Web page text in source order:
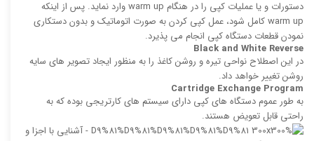
دستورات و یا عملیات كپی را در هنگام warm up وارد نماید. پس از اینكه
warm up كامل شود، عمل كپی كردن به صورت اتوماتیک و بدون دستکاری
نمودن قطعات دستگاه کپی انجام می پذیرد.
Black and White Reverse
در این اصطلاح نواحی تیره و روشن کاغذ را به منظور ایجاد تصویر های سایه
روشن تغییر خواهد داد.
Cartridge Exchange Program
به طور عموم دستگاه های کپی دارای سیستم های كارتریجی بوده كه به
راحتی قابل تعویض هستند.